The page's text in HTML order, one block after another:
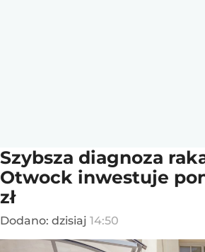
Szybsza diagnoza
Otwock inwestuje
zł
Dodano: dzisiaj 14:50